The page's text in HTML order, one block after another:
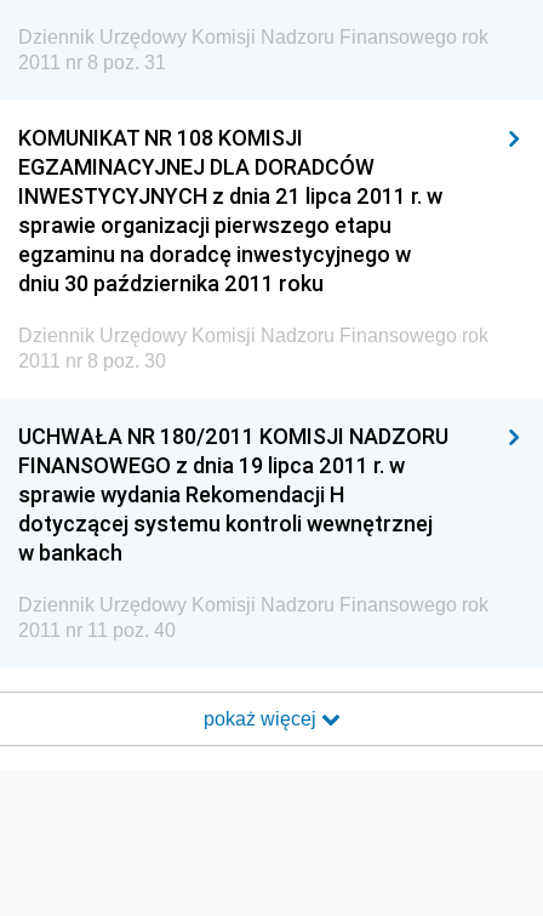
Dziennik Urzędowy Komisji Nadzoru Finansowego rok
2011 nr 8 poz. 31
KOMUNIKAT NR 108 KOMISJI
EGZAMINACYJNEJ DLA DORADCÓW
INWESTYCYJNYCH z dnia 21 lipca 2011 r. w
sprawie organizacji pierwszego etapu
egzaminu na doradcę inwestycyjnego w
dniu 30 października 2011 roku
Dziennik Urzędowy Komisji Nadzoru Finansowego rok
2011 nr 8 poz. 30
UCHWAŁA NR 180/2011 KOMISJI NADZORU
FINANSOWEGO z dnia 19 lipca 2011 r. w
sprawie wydania Rekomendacji H
dotyczącej systemu kontroli wewnętrznej
w bankach
Dziennik Urzędowy Komisji Nadzoru Finansowego rok
2011 nr 11 poz. 40
pokaż więcej